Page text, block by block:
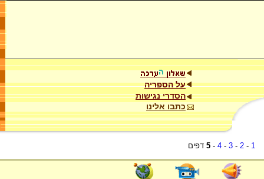
על הספריה
הסדרי נגישות
כתבו אלינו
1
-
2
-
3
-
4
-
5 דפים